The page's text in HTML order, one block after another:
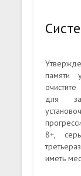
памяти
для
8+,
иметь